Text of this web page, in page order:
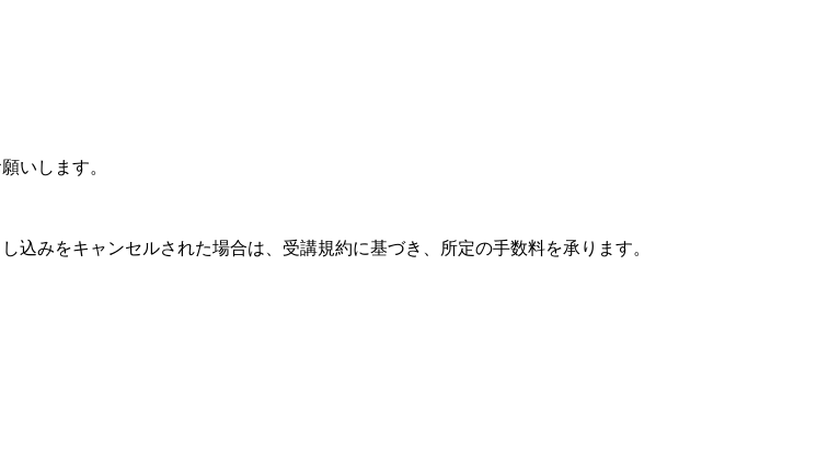
いします。
みをキャンセルされた場合は、受講規約に基づき、所定の手数料を承ります。